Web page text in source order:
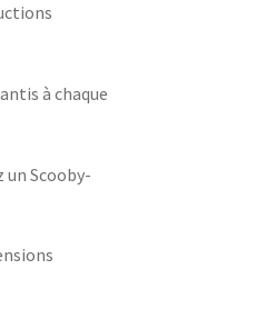
à chaque
un Scooby-